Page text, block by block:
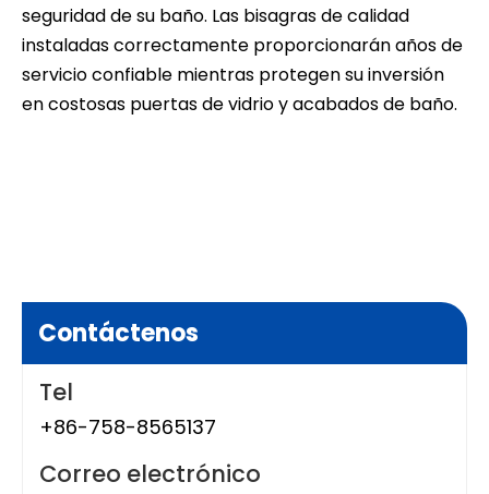
seguridad de su baño. Las bisagras de calidad
instaladas correctamente proporcionarán años de
servicio confiable mientras protegen su inversión
en costosas puertas de vidrio y acabados de baño.
Contáctenos
Tel
+86-758-8565137
Correo electrónico